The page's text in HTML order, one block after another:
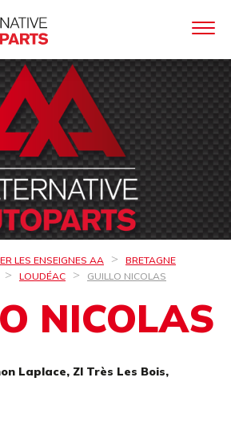
LES ENSEIGNES AA
BRETAGNE
LOUDÉAC GUILLO NICOLAS
NICOLAS
Laplace, ZI Très Les Bois,